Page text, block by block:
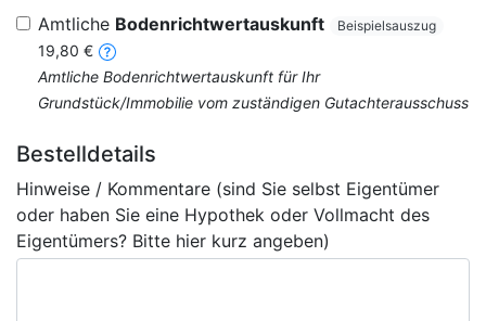
Amtliche Bodenrichtwertauskunft Beispielsauszug
19,80 €
Amtliche Bodenrichtwertauskunft für Ihr
Grundstück/Immobilie vom zuständigen Gutachterausschuss
Bestelldetails
Hinweise / Kommentare (sind Sie selbst Eigentümer
oder haben Sie eine Hypothek oder Vollmacht des
Eigentümers? Bitte hier kurz angeben)